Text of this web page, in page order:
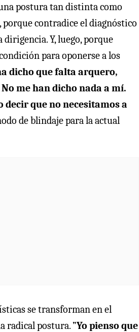
postura tan distinta como
contradice el diagnóstico
Y, luego, porque
para oponerse a los
dicho que falta arquero,
me han dicho nada a mí.
decir que no necesitamos a
de blindaje para la actual
se transforman en el
radical postura. ”Yo pienso que